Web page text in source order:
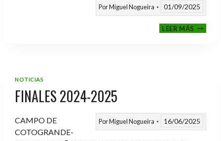
PorMiguel Nogueira 01/09/2025
LEER MÁSVI
NOTICIAS
FINALES 2024-2025
PorMiguel Nogueira 16/06/2025
CAMPO DE
COTOGRANDE-